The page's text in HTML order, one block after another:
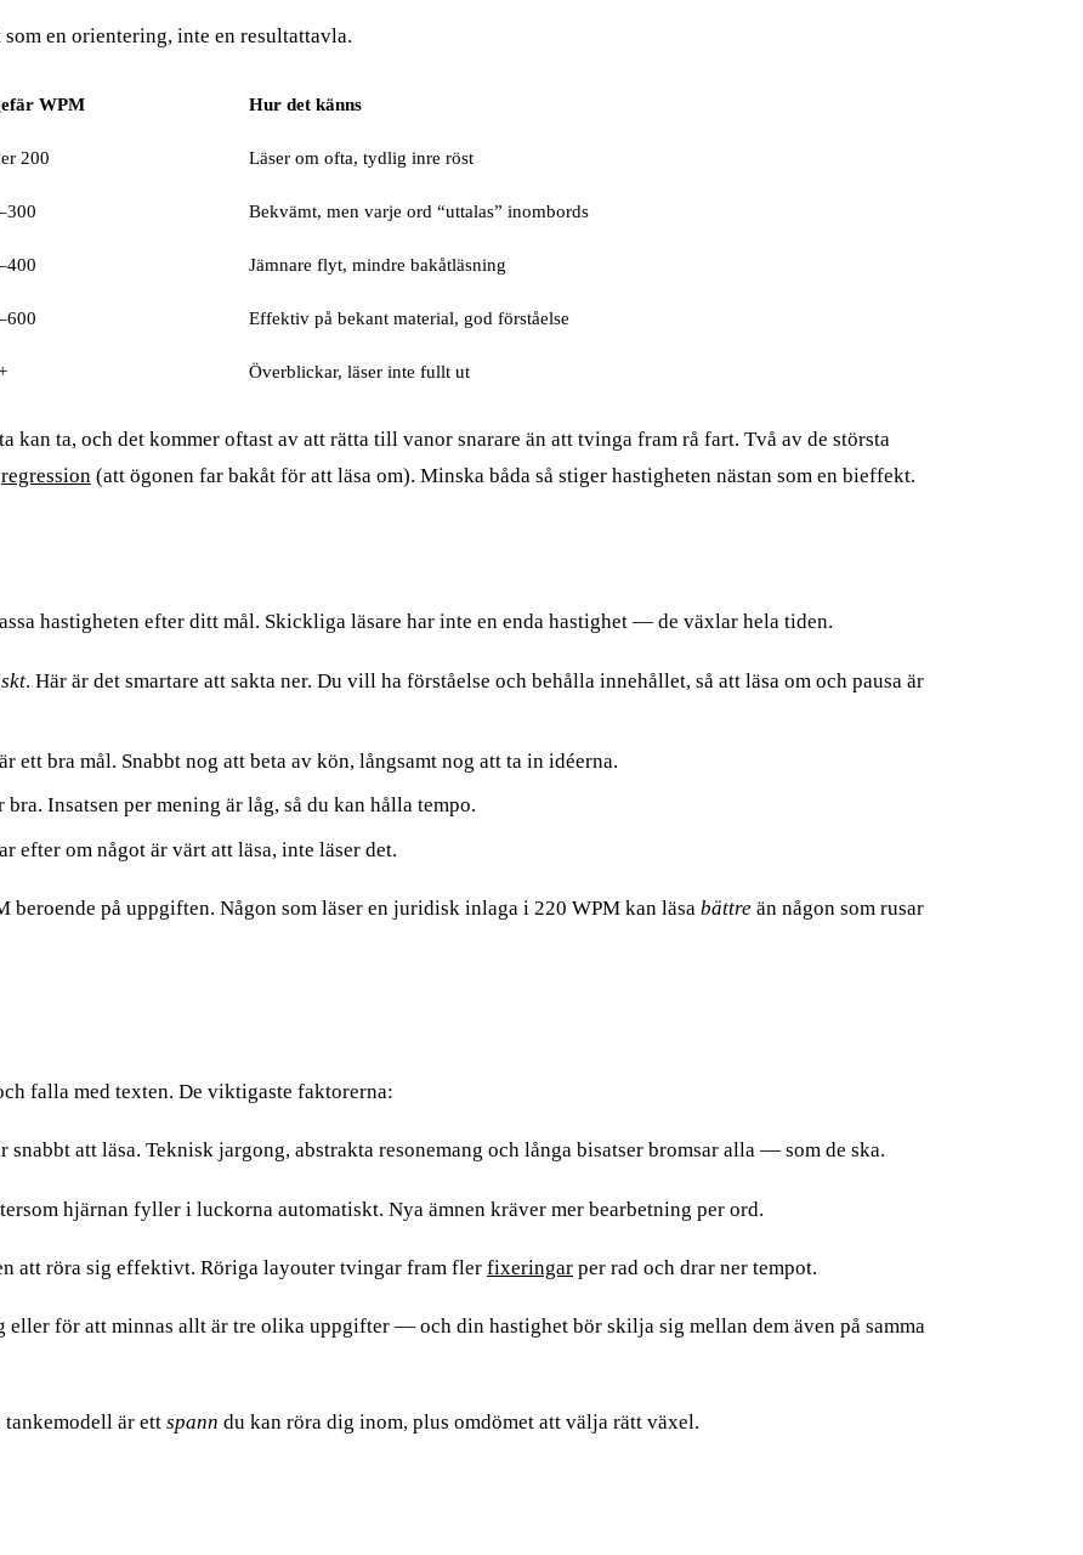
en orientering, inte en resultattavla.
WPM Hur det känns
200 Läser om ofta, tydlig inre röst
Bekvämt, men varje ord “uttalas” inombords
Jämnare flyt, mindre bakåtläsning
Effektiv på bekant material, god förståelse
Överblickar, läser inte fullt ut
kan ta, och det kommer oftast av att rätta till vanor snarare än att tvinga fram rå fart. Två av de största
regression (att ögonen far bakåt för att läsa om). Minska båda så stiger hastigheten nästan som en bieffekt.
hastigheten efter ditt mål. Skickliga läsare har inte en enda hastighet — de växlar hela tiden.
. Här är det smartare att sakta ner. Du vill ha förståelse och behålla innehållet, så att läsa om och pausa är
ett bra mål. Snabbt nog att beta av kön, långsamt nog att ta in idéerna.
Insatsen per mening är låg, så du kan hålla tempo.
efter om något är värt att läsa, inte läser det.
på uppgiften. Någon som läser en juridisk inlaga i 220 WPM kan läsa bättre än någon som rusar
falla med texten. De viktigaste faktorerna:
att läsa. Teknisk jargong, abstrakta resonemang och långa bisatser bromsar alla — som de ska.
hjärnan fyller i luckorna automatiskt. Nya ämnen kräver mer bearbetning per ord.
att röra sig effektivt. Röriga layouter tvingar fram fler fixeringar per rad och drar ner tempot.
för att minnas allt är tre olika uppgifter — och din hastighet bör skilja sig mellan dem även på samma
tankemodell är ett spann du kan röra dig inom, plus omdömet att välja rätt växel.